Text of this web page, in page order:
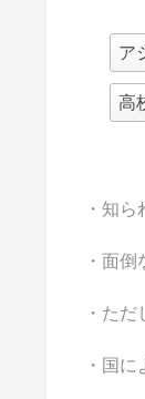
ア
高
・知
・面
・た
・国